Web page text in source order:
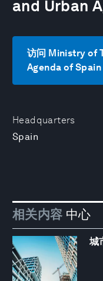
Headquarters
Spain
and Urban
访问 Ministry of
Agenda of Spain
相关内容 中心
城